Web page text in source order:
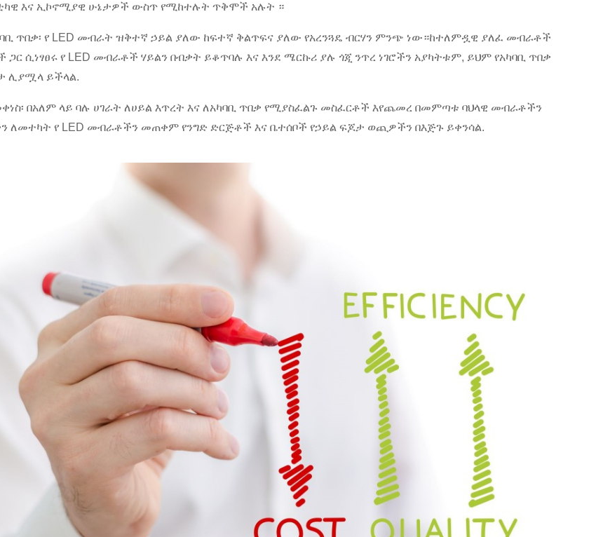
እና ኢኮኖሚያዊ ሁኔታዎች ውስጥ የሚከተሉት ጥቅሞች አሉት ።
ጥበቃ፡ የ LED መብራት ዝቅተኛ ኃይል ያለው ከፍተኛ ቅልጥፍና ያለው የአረንጓዴ ብርሃን ምንጭ ነው።ከተለምዷዊ ያለፈ መብራቶች
ሲነፃፀሩ የ LED መብራቶች ሃይልን በብቃት ይቆጥባሉ እና እንደ ሜርኩሪ ያሉ ጎጂ ንጥረ ነገሮችን አያካትቱም, ይህም የአካባቢ ጥበቃ
ሊያሟላ ይችላል.
በአለም ላይ ባሉ ሀገራት ለሀይል እጥረት እና ለአካባቢ ጥበቃ የሚያስፈልጉ መስፈርቶች እየጨመረ በመምጣቱ ባህላዊ መብራቶችን
ለመተካት የ LED መብራቶችን መጠቀም የንግድ ድርጅቶች እና ቤተሰቦች የኃይል ፍጆታ ወጪዎችን በእጅጉ ይቀንሳል.